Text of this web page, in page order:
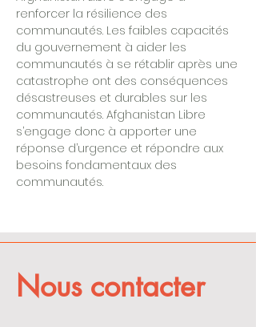
renforcer la résilience des
communautés. Les faibles capacités
du gouvernement à aider les
communautés à se rétablir après une
catastrophe ont des conséquences
désastreuses et durables sur les
communautés. Afghanistan Libre
s’engage donc à apporter une
réponse d’urgence et répondre aux
besoins fondamentaux des
communautés.
Nous contacter